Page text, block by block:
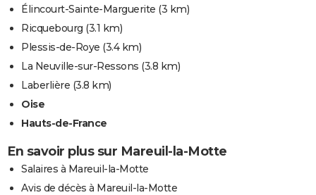
Élincourt-Sainte-Marguerite (3 km)
Ricquebourg (3.1 km)
Plessis-de-Roye (3.4 km)
La Neuville-sur-Ressons (3.8 km)
Laberlière (3.8 km)
Oise
Hauts-de-France
En savoir plus sur Mareuil-la-Motte
Salaires à Mareuil-la-Motte
Avis de décès à Mareuil-la-Motte